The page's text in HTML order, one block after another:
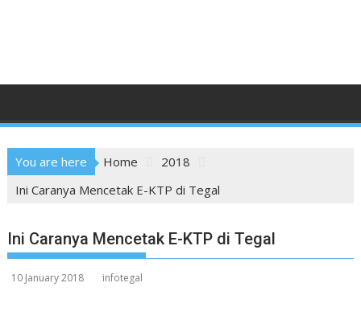
You are here Home
2018
Ini Caranya Mencetak E-KTP di Tegal
Ini Caranya Mencetak E-KTP di Tegal
10 January 2018 infotegal